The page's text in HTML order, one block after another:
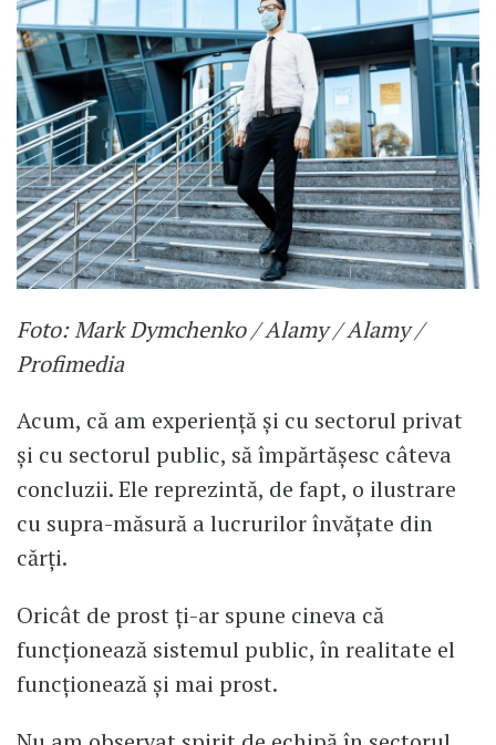
Foto: Mark Dymchenko / Alamy / Alamy /
Profimedia
Acum, că am experiență și cu sectorul privat
și cu sectorul public, să împărtășesc câteva
concluzii. Ele reprezintă, de fapt, o ilustrare
cu supra-măsură a lucrurilor învățate din
cărți.
Oricât de prost ți-ar spune cineva că
funcționează sistemul public, în realitate el
funcționează și mai prost.